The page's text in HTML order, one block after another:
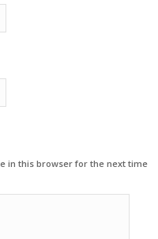
in this browser for the next time